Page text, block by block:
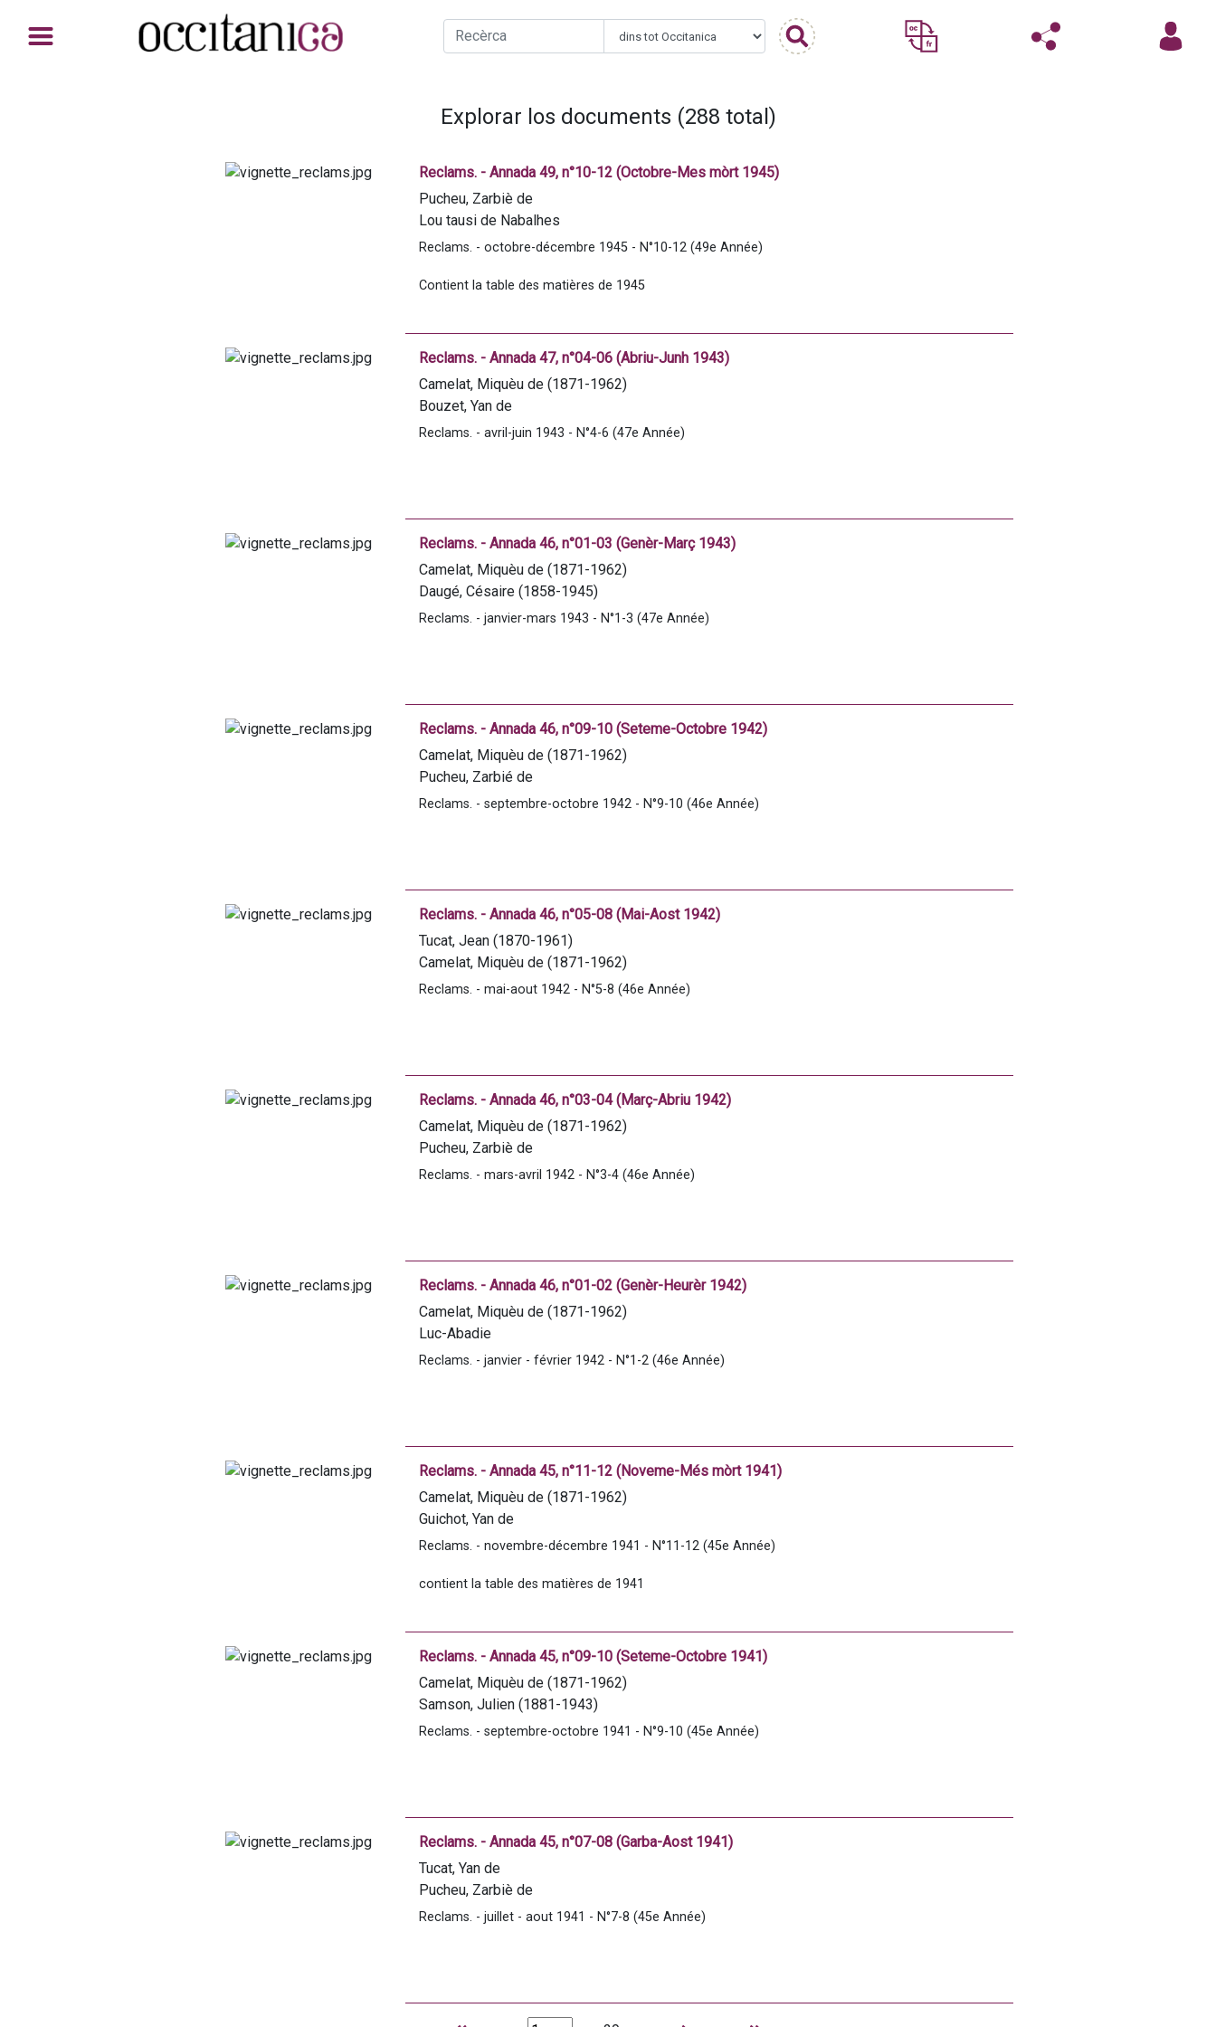
Explorar los documents (288 total)
Reclams. - Annada 49, n°10-12 (Octobre-Mes mòrt 1945)
Pucheu, Zarbiè de
Lou tausi de Nabalhes
Pic, André (1910-1958)
Saint-Bezard, Marcel
Guichot, Yan de
Marrimpouey, E.
Reclams. - octobre-décembre 1945 - N°10-12 (49e Année)
Contient la table des matières de 1945
Reclams. - Annada 47, n°04-06 (Abriu-Junh 1943)
Camelat, Miquèu de (1871-1962)
Bouzet, Yan de
Caillabère, Téoufile de
Portes, Jules
Tucat, Jean (1870-1961)
Courriades, J.
Marrimpouey, E.
Reclams. - avril-juin 1943 - N°4-6 (47e Année)
Reclams. - Annada 46, n°01-03 (Genèr-Març 1943)
Camelat, Miquèu de (1871-1962)
Daugé, Césaire (1858-1945)
Salanoubat, Henri (1892-1957)
Lafosse, Yorli
Cuzacq, René
Marrimpouey, E.
Reclams. - janvier-mars 1943 - N°1-3 (47e Année)
Reclams. - Annada 46, n°09-10 (Seteme-Octobre 1942)
Camelat, Miquèu de (1871-1962)
Pucheu, Zarbié de
Pic, André (1910-1958)
Teissier, Léon (1883-1981)
Samson, Julien (1881-1943)
Courriades, J.
Marrimpouey, E.
Reclams. - septembre-octobre 1942 - N°9-10 (46e Année)
Reclams. - Annada 46, n°05-08 (Mai-Aost 1942)
Tucat, Jean (1870-1961)
Camelat, Miquèu de (1871-1962)
Samson, Julien (1881-1943)
Bourdete, Louis
Caillabère, Téoufile de
Reclams. - mai-aout 1942 - N°5-8 (46e Année)
Reclams. - Annada 46, n°03-04 (Març-Abriu 1942)
Camelat, Miquèu de (1871-1962)
Pucheu, Zarbiè de
Courriades, J.
Lalanne, Jean-Victor (1849-1924)
Marrimpouey, E.
Reclams. - mars-avril 1942 - N°3-4 (46e Année)
Reclams. - Annada 46, n°01-02 (Genèr-Heurèr 1942)
Camelat, Miquèu de (1871-1962)
Luc-Abadie
Palay, Simin (1874-1965)
Samson, Julien (1881-1943)
Caillabère, Teoufile de
Pic, André (1910-1958)
Marrimpouey, E.
Reclams. - janvier - février 1942 - N°1-2 (46e Année)
Reclams. - Annada 45, n°11-12 (Noveme-Més mòrt 1941)
Camelat, Miquèu de (1871-1962)
Guichot, Yan de
Tucat, Yan de
Escoula, René (1895-1965)
Daugé, Césaire (1858-1945)
Pucheu, Zarbiè de
Reclams. - novembre-décembre 1941 - N°11-12 (45e Année)
contient la table des matières de 1941
Reclams. - Annada 45, n°09-10 (Seteme-Octobre 1941)
Camelat, Miquèu de (1871-1962)
Samson, Julien (1881-1943)
U qui y ère
Pic, André (1910-1958)
Magallon, Xavier de
Marrimpouey, E.
Reclams. - septembre-octobre 1941 - N°9-10 (45e Année)
Reclams. - Annada 45, n°07-08 (Garba-Aost 1941)
Tucat, Yan de
Pucheu, Zarbiè de
Barou, Louis (1612-1663)
Daugé, Césaire (1858-1945)
Caddet de Gabiso
Reclams. - juillet - aout 1941 - N°7-8 (45e Année)